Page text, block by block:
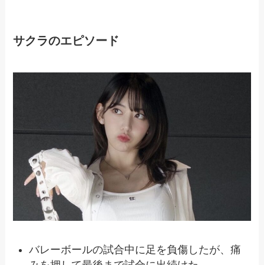
サクラのエピソード
バレーボールの試合中に足を負傷したが、痛